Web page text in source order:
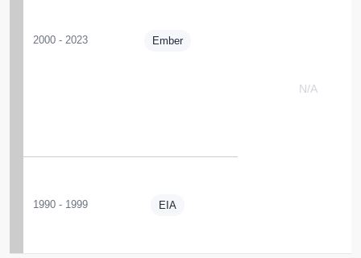
2000 - 2023 Ember
N/A
1990 - 1999 EIA